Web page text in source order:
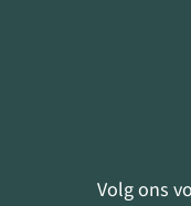
Volg ons